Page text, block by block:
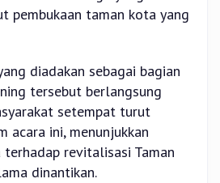
pembukaan taman kota yang
diadakan sebagai bagian
tersebut berlangsung
setempat turut
acara ini, menunjukkan
terhadap revitalisasi Taman
dinantikan.